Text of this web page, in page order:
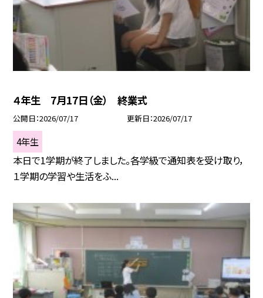
４年生 7月17日（金） 終業式
公開日 2026/07/17 更新日 2026/07/17
4年生
本日で1学期が終了しました。各学級で通知表を受け取り，
１学期の学習や生活をふ...